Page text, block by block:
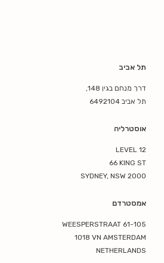
תל אביב
דרך מנחם בגין 148,
תל אביב 6492104
אוסטרליה
LEVEL 12
66 KING ST
SYDNEY, NSW 2000
אמסטרדם
WEESPERSTRAAT 61-105
1018 VN AMSTERDAM
NETHERLANDS